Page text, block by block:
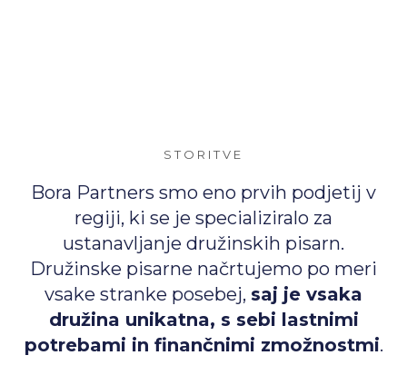
STORITVE
Bora Partners smo eno prvih podjetij v
regiji, ki se je specializiralo za
ustanavljanje družinskih pisarn.
Družinske pisarne načrtujemo po meri
vsake stranke posebej, saj je vsaka
družina unikatna, s sebi lastnimi
potrebami in finančnimi zmožnostmi.